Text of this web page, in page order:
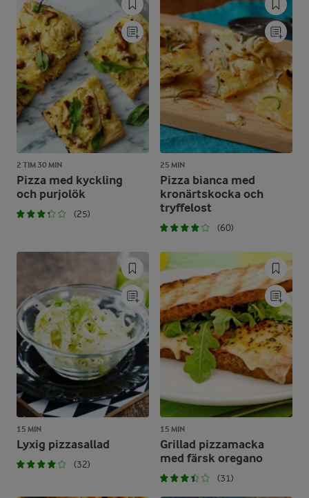
2 TIM 30 MIN
Pizza med kyckling
och purjolök
(25)
25 MIN
Pizza bianca med
kronärtskocka och
tryffelost
(60)
15 MIN
Lyxig pizzasallad
(32)
15 MIN
Grillad pizzamacka
med färsk oregano
(31)